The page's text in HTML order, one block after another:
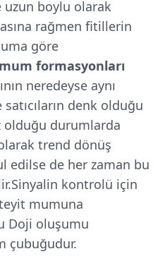
uzun boylu olarak
rağmen fitillerin
göre
mum formasyonları
neredeyse aynı
satıcıların denk olduğu
olduğu durumlarda
trend dönüş
edilse de her zaman bu
kontrolü için
mumuna
Doji oluşumu
çubuğudur.